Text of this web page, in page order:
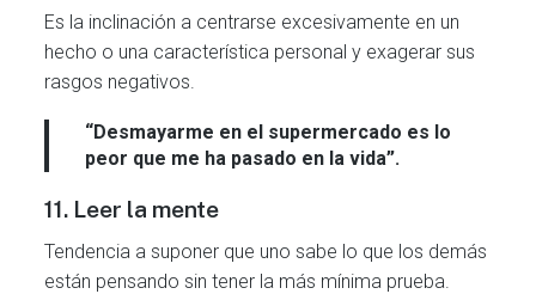
Es la inclinación a centrarse excesivamente en un
hecho o una característica personal y exagerar sus
rasgos negativos.
“Desmayarme en el supermercado es lo
peor que me ha pasado en la vida”.
11. Leer la mente
Tendencia a suponer que uno sabe lo que los demás
están pensando sin tener la más mínima prueba.